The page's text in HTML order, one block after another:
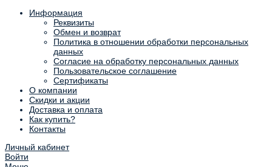
Информация
Реквизиты
Обмен и возврат
Политика в отношении обработки персональных
данных
Согласие на обработку персональных данных
Пользовательское соглашение
Сертификаты
О компании
Скидки и акции
Доставка и оплата
Как купить?
Контакты
Личный кабинет
Войти